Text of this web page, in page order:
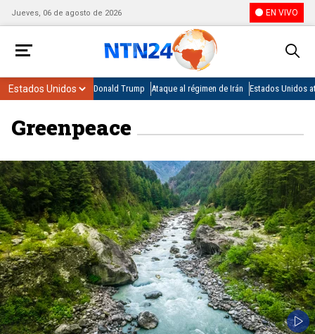
Jueves, 06 de agosto de 2026 EN VIVO
Donald Trump Ataque al régimen de Irán Estados Unidos
Greenpeace